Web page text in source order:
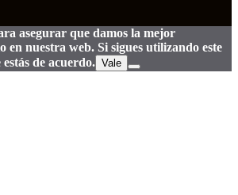
asegurar que damos la mejor
en nuestra web. Si sigues utilizando este
de acuerdo. Vale